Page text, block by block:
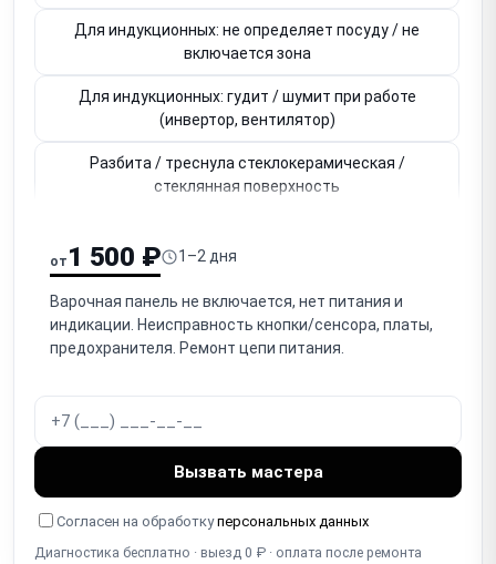
Для индукционных: не определяет посуду / не
включается зона
Для индукционных: гудит / шумит при работе
(инвертор, вентилятор)
Разбита / треснула стеклокерамическая /
стеклянная поверхность
панель, кнопки)
Для газовых: не поджигается / не зажигается
горелка
Для газовых: тухнет горелка / не держит пламя
Не работает / заедает ручка конфорки
(механическая)
Не работает блокировка от детей (Child Lock)
от 1 500 ₽ 1–2 дня
Варочная панель не включается, нет питания и
индикации. Неисправность кнопки/сенсора, платы,
предохранителя. Ремонт цепи питания.
Вызвать мастера
Согласен на обработкуперсональных данных
Диагностика бесплатно · выезд 0 ₽ · оплата после ремонта